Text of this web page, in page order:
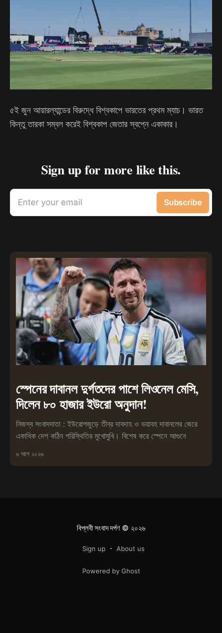
৫ই জুন আয়ারল্যান্ডের বিরুদ্ধে বিশ্বকাপে ভারতের প্রথম ম্যাচ। ভারত
কিন্তু তারকা সম্বল করেই বিশ্বকাপ জেতার স্বপ্নে একাকার।
Sign up for more like this.
Enter your email Subscribe
স্পেনের দাবানল দুর্গতদের পাশে লিওনেল মেসি,
দিলেন ৮০ হাজার ইউরো অনুদান!
নিজস্ব সংবাদদাতা : ইউরোপজুড়ে তীব্র দাবদাহ ও ভয়াবহ দাবানলের জেরে
একাধিক দেশ কঠিন পরিস্থিতির মুখোমুখি। বিশেষ করে স্পেনে আগুনে
৬ আগ ২০২৬
বিপ্লবী সংবাদ দর্পণ© ২০২৬
Sign up About us
Powered by Ghost